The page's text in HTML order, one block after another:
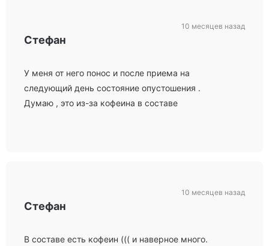
Стефан
У меня от него понос и после приема на
следующий день состояние опустошения .
Думаю , это из-за кофеина в составе
10 месяцев назад
Стефан
В составе есть кофеин ((( и наверное много.
10 месяцев назад